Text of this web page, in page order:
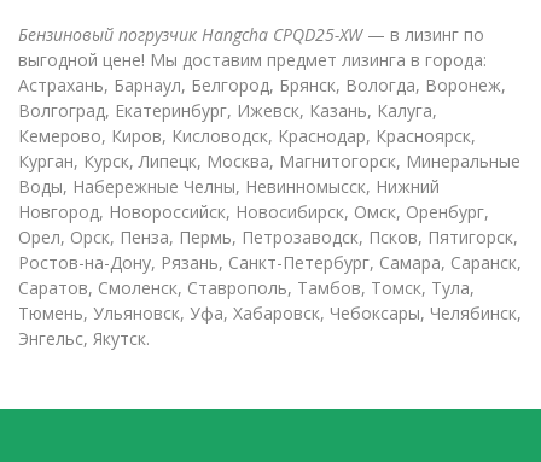
Бензиновый погрузчик Hangcha CPQD25-XW— в лизинг по
выгодной цене! Мы доставим предмет лизинга в города:
Астрахань, Барнаул, Белгород, Брянск, Вологда, Воронеж,
Волгоград, Екатеринбург, Ижевск, Казань, Калуга,
Кемерово, Киров, Кисловодск, Краснодар, Красноярск,
Курган, Курск, Липецк, Москва, Магнитогорск, Минеральные
Воды, Набережные Челны, Невинномысск, Нижний
Новгород, Новороссийск, Новосибирск, Омск, Оренбург,
Орел, Орск, Пенза, Пермь, Петрозаводск, Псков, Пятигорск,
Ростов-на-Дону, Рязань, Санкт-Петербург, Самара, Саранск,
Саратов, Смоленск, Ставрополь, Тамбов, Томск, Тула,
Тюмень, Ульяновск, Уфа, Хабаровск, Чебоксары, Челябинск,
Энгельс, Якутск.